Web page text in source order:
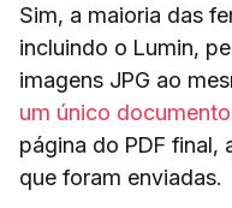
Sim, a maioria das
incluindo o Lumin,
imagens JPG ao
um único documento
página do PDF final,
que foram enviadas.